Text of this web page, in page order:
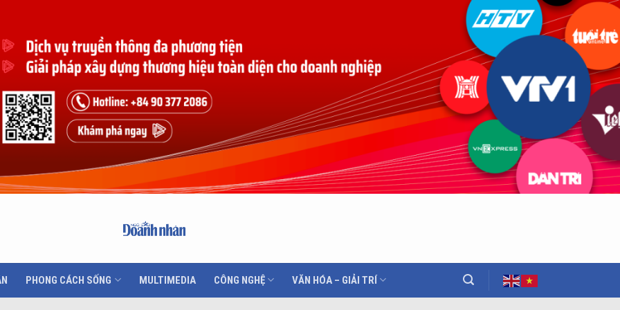
PHONG CÁCH SỐNG MULTIMEDIA CÔNG NGHỆ VĂN HÓA – GIẢI TRÍ